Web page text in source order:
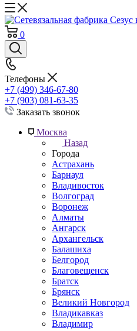
0
Телефоны
+7 (499) 346-67-80
+7 (903) 081-63-35
Заказать звонок
Москва
Назад
Города
Астрахань
Барнаул
Владивосток
Волгоград
Воронеж
Алматы
Ангарск
Архангельск
Балашиха
Белгород
Благовещенск
Братск
Брянск
Великий Новгород
Владикавказ
Владимир